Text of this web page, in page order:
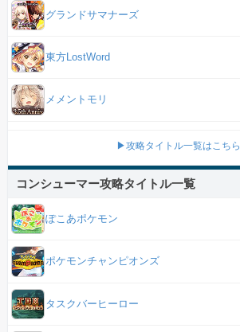
グランドサマナーズ
東方LostWord
メメントモリ
▶攻略タイトル一覧はこちら
コンシューマー攻略タイトル一覧
ぽこあポケモン
ポケモンチャンピオンズ
タスクバーヒーロー